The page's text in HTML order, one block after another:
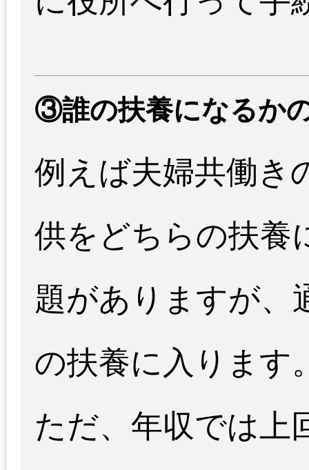
③誰の扶養になるか
例えば夫婦共働き
供をどちらの扶養
題がありますが、
の扶養に入ります
ただ、年収では上